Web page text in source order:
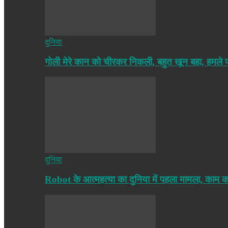
दुनिया
गोली मेरे कान को चीरकर निकली, बहुत खून बहा, हमले
दुनिया
Robot के आत्महत्या का दुनिया में पहला मामला, काम